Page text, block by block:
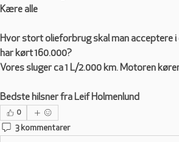
Kære alle
Hvor stort olieforbrug skal man acceptere i
har kørt 160.000?
Vores sluger ca 1 L/2.000 km. Motoren
Bedste hilsner fra Leif Holmenlund
0
3 kommentarer